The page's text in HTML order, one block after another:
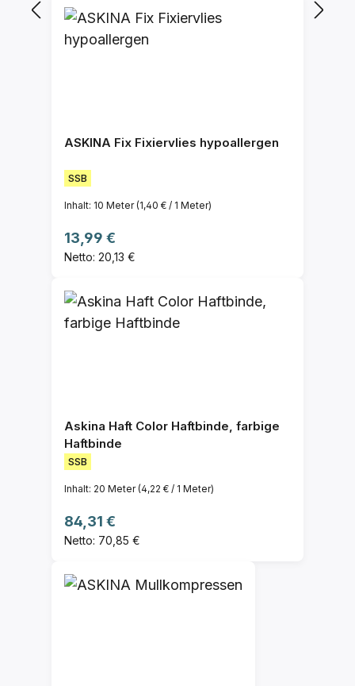
ASKINA Fix Fixiervlies hypoallergen
SSB
Inhalt: 10 Meter(1,40 € / 1 Meter)
Regulärer Preis:
13,99 €
Netto: 20,13 €
Askina Haft Color Haftbinde, farbige
Haftbinde
SSB
Inhalt: 20 Meter(4,22 € / 1 Meter)
Regulärer Preis:
84,31 €
Netto: 70,85 €